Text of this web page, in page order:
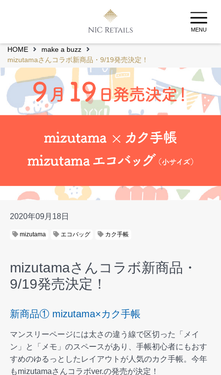
MENU
HOME
make a buzz
mizutamaさんコラボ新商品・9/19発売決定！
2020年09月18日
mizutama エコバッグ カク手帳
mizutamaさんコラボ新商品・
9/19発売決定！
新商品① mizutama×カク手帳
マンスリーページには太さの違う線で区切った「メイ
ン」と「メモ」のスペースがあり、手帳初心者にもおす
すめのゆるっとしたレイアウトが人気のカク手帳。今年
もmizutamaさんコラボver.の発売が決定！